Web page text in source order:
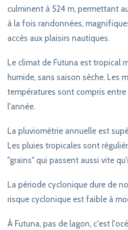
culminent à 524 m, permettant
à la fois randonnées,
accès aux plaisirs nautiques.
Le climat de Futuna est tropical
humide, sans saison sèche. Les
températures sont compris entre
l'année.
La pluviométrie annuelle est
Les pluies tropicales sont
"grains" qui passent aussi vite
La période cyclonique dure de
risque cyclonique est faible à
À Futuna, pas de lagon, c'est